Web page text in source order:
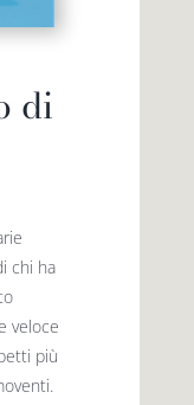
di
chi ha
veloce
più